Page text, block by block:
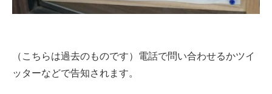
（こちらは過去のものです）電話で問い合わせるかツイ
ッターなどで告知されます。